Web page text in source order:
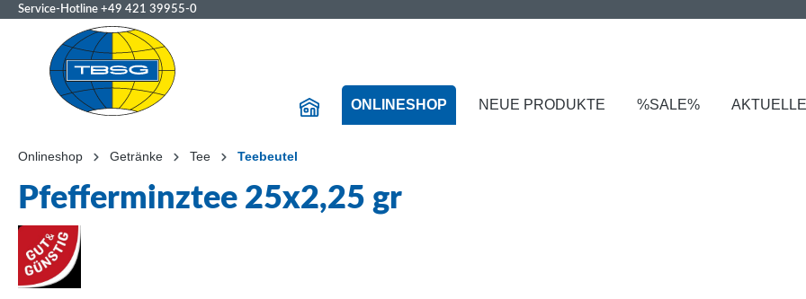
Service-Hotline +49 421 39955-0
ONLINESHOP NEUE PRODUKTE %SALE%
Onlineshop Getränke Tee Teebeutel
Pfefferminztee 25x2,25 gr